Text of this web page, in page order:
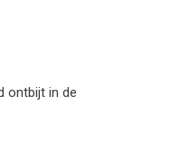
ontbijt in de